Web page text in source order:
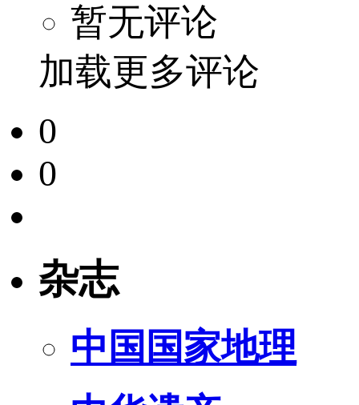
暂无评论
加载更多评论
0
0
杂志
中国国家地理